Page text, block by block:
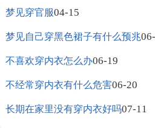
梦见穿官服04-15
梦见自己穿黑色裙子有什么预兆
不喜欢穿内衣怎么办06-19
不经常穿内衣有什么危害06-20
长期在家里没有穿内衣好吗07-11